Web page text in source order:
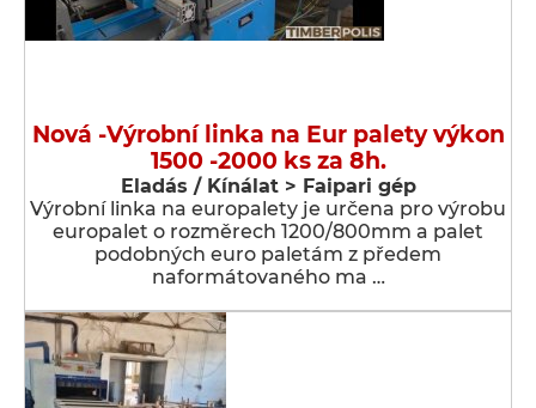
Nová -Výrobní linka na Eur palety výkon
1500 -2000 ks za 8h.
Eladás / Kínálat > Faipari gép
Výrobní linka na europalety je určena pro výrobu
europalet o rozměrech 1200/800mm a palet
podobných euro paletám z předem
naformátovaného ma …